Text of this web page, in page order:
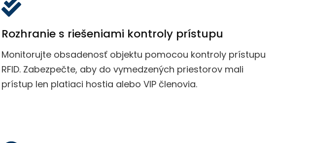
Rozhranie s riešeniami kontroly prístupu
Monitorujte obsadenosť objektu pomocou kontroly prístupu
RFID. Zabezpečte, aby do vymedzených priestorov mali
prístup len platiaci hostia alebo VIP členovia.